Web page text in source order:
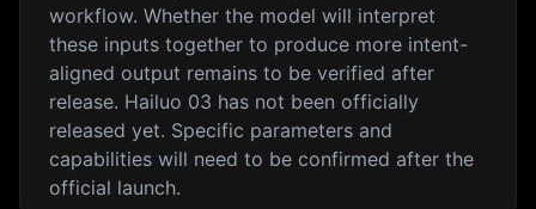
workflow. Whether the model will interpret
these inputs together to produce more intent-
aligned output remains to be verified after
release. Hailuo 03 has not been officially
released yet. Specific parameters and
capabilities will need to be confirmed after the
official launch.